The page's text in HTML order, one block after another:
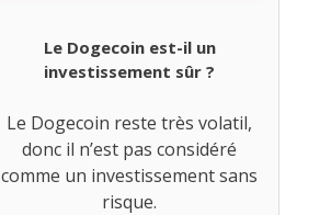
Le Dogecoin est-il un
investissement sûr ?
Le Dogecoin reste très volatil,
donc il n’est pas considéré
comme un investissement sans
risque.